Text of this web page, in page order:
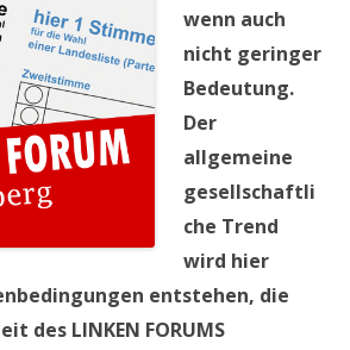
wenn auch
nicht geringer
Bedeutung.
Der
allgemeine
gesellschaftli
che Trend
wird hier
entstehen, die
des LINKEN FORUMS